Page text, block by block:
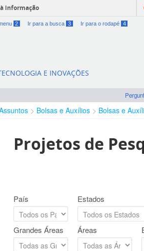
informação
2 Ir para a busca 3 Ir para o rodapé 4
E INOVAÇÕES
Bolsas e Auxílios Bolsas e
Projetos de
País Estados
Grandes Áreas Áreas